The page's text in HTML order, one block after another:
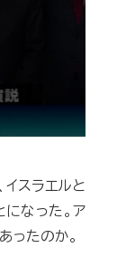
イスラエルと
なった。ア
ったのか。